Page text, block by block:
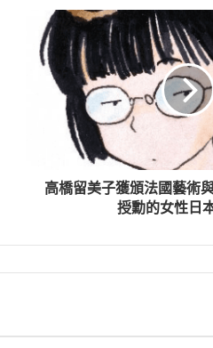
高橋留美子獲頒法國藝術
授勳的女性日